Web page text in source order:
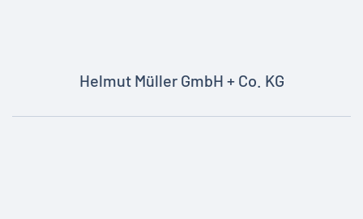
Helmut Müller GmbH + Co. KG